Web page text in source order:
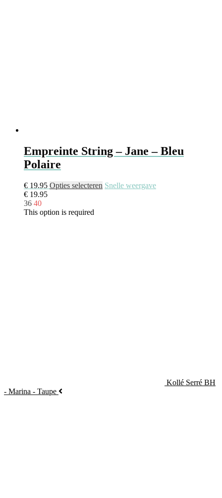
Empreinte String – Jane – Bleu
Polaire
€ 19.95 Opties selecteren Snelle weergave
€ 19.95
36 40
This option is required
Kollé Serré BH
- Marina - Taupe